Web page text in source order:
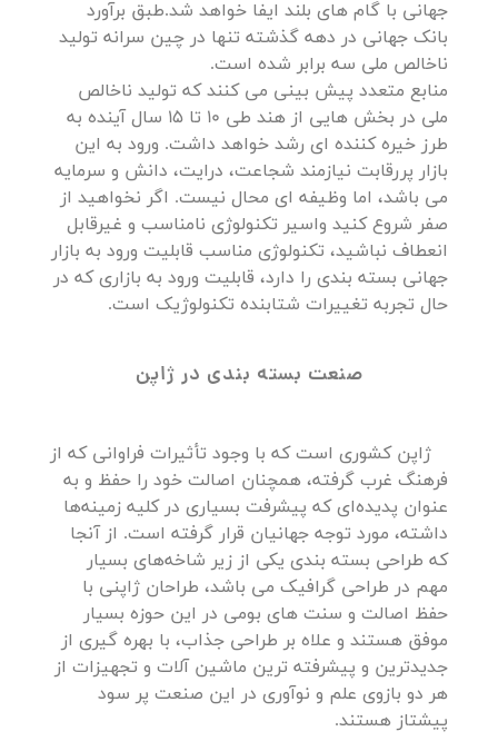
جهانی با گام های بلند ایفا خواهد شد.طبق برآورد
بانک جهانی در دهه گذشته تنها در چین سرانه تولید
ناخالص ملی سه برابر شده است.
منابع متعدد پیش بینی می کنند که تولید ناخالص
ملی در بخش هایی از هند طی 10 تا 15 سال آینده به
طرز خیره کننده ای رشد خواهد داشت. ورود به این
بازار پررقابت نیازمند شجاعت، درایت، دانش و سرمایه
می باشد، اما وظیفه ای محال نیست. اگر نخواهید از
صفر شروع کنید واسیر تکنولوژی نامناسب و غیرقابل
انعطاف نباشید، تکنولوژی مناسب قابلیت ورود به بازار
جهانی بسته بندی را دارد، قابلیت ورود به بازاری که در
حال تجربه تغییرات شتابنده تکنولوژیک است.
صنعت بسته بندی در ژاپن
ژاپن کشوری است که با وجود تأثیرات فراوانی که از
فرهنگ غرب گرفته، همچنان اصالت خود را حفظ و به
عنوان پدیده‌ای که پیشرفت بسیاری در کلیه زمینه‌ها
داشته، مورد توجه جهانیان قرار گرفته است. از آنجا
که طراحی بسته بندی یکی از زیر شاخه‌های بسیار
مهم در طراحی گرافیک می باشد، طراحان ژاپنی با
حفظ اصالت و سنت های بومی در این حوزه بسیار
موفق هستند و علاه بر طراحی جذاب، با بهره گیری از
جدیدترین و پیشرفته ترین ماشین آلات و تجهیزات از
هر دو بازوی علم و نوآوری در این صنعت پر سود
پیشتاز هستند.